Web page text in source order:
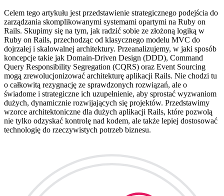
Celem tego artykułu jest przedstawienie strategicznego podejścia do
zarządzania skomplikowanymi systemami opartymi na Ruby on
Rails. Skupimy się na tym, jak radzić sobie ze złożoną logiką w
Ruby on Rails, przechodząc od klasycznego modelu MVC do
dojrzałej i skalowalnej architektury. Przeanalizujemy, w jaki sposób
koncepcje takie jak Domain-Driven Design (DDD), Command
Query Responsibility Segregation (CQRS) oraz Event Sourcing
mogą zrewolucjonizować architekturę aplikacji Rails. Nie chodzi tu
o całkowitą rezygnację ze sprawdzonych rozwiązań, ale o
świadome i strategiczne ich uzupełnienie, aby sprostać wyzwaniom
dużych, dynamicznie rozwijających się projektów. Przedstawimy
wzorce architektoniczne dla dużych aplikacji Rails, które pozwolą
nie tylko odzyskać kontrolę nad kodem, ale także lepiej dostosować
technologię do rzeczywistych potrzeb biznesu.